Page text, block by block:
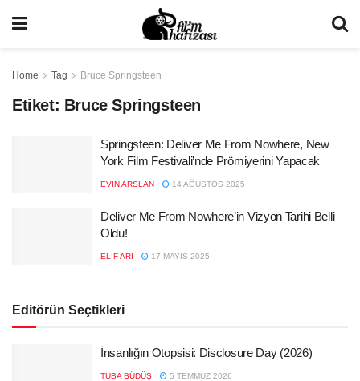
Home Tag Bruce Springsteen
Etiket: Bruce Springsteen
Springsteen: Deliver Me From Nowhere, New
York Film Festivali’nde Prömiyerini Yapacak
EVIN ARSLAN 14 AĞUSTOS 2025
Deliver Me From Nowhere’in Vizyon Tarihi Belli
Oldu!
ELIF ARI 17 MAYIS 2025
Editörün Seçtikleri
İnsanlığın Otopsisi: Disclosure Day (2026)
TUBA BÜDÜŞ 5 TEMMUZ 2026